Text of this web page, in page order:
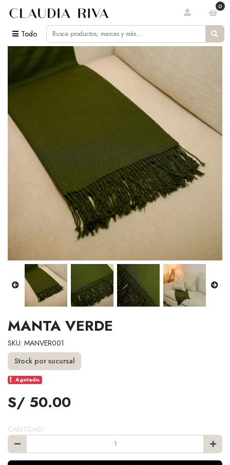
Todo
0
MANTA VERDE
SKU: MANVER001
Stock por sucursal
Agotado.
S/ 50.00
CANTIDAD